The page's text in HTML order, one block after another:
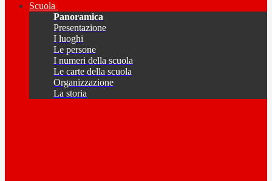
Scuola
Panoramica
Presentazione
I luoghi
Le persone
I numeri della scuola
Le carte della scuola
Organizzazione
La storia